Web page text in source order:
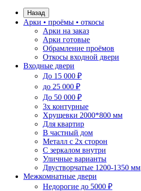
Назад
Арки • проёмы • откосы
Арки на заказ
Арки готовые
Обрамление проёмов
Откосы входной двери
Входные двери
До 15 000 ₽
до 25 000 ₽
До 50 000 ₽
3х контурные
Хрущевки 2000*800 мм
Для квартир
В частный дом
Металл с 2х сторон
С зеркалом внутри
Уличные варианты
Двустворчатые 1200-1350 мм
Межкомнатные двери
Недорогие до 5000 ₽